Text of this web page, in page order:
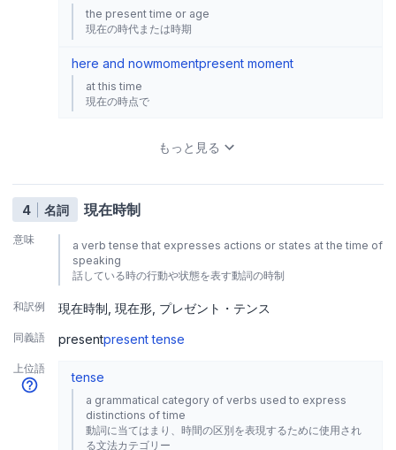
the present time or age
現在の時代または時期
here and nowmomentpresent moment
at this time
現在の時点で
もっと見る
4 名詞 現在時制
意味
a verb tense that expresses actions or states at the time of
speaking
話している時の行動や状態を表す動詞の時制
和訳例 現在時制 現在形 プレゼント・テンス
同義語 presentpresent tense
上位語
tense
a grammatical category of verbs used to express
distinctions of time
動詞に当てはまり、時間の区別を表現するために使用され
る文法カテゴリー